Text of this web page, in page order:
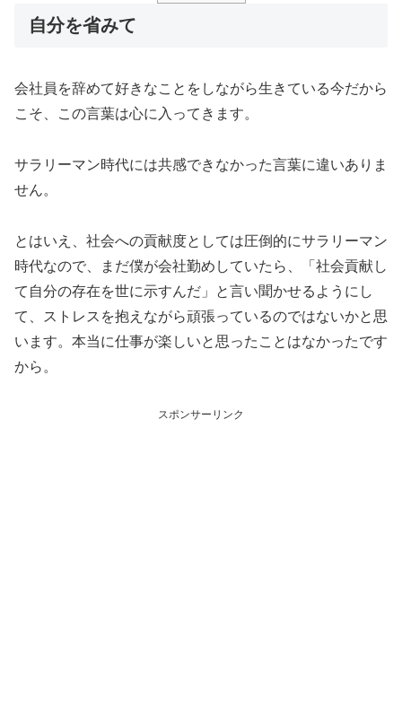
自分を省みて
会社員を辞めて好きなことをしながら生きている今だから
こそ、この言葉は心に入ってきます。
サラリーマン時代には共感できなかった言葉に違いありま
せん。
とはいえ、社会への貢献度としては圧倒的にサラリーマン
時代なので、まだ僕が会社勤めしていたら、「社会貢献し
て自分の存在を世に示すんだ」と言い聞かせるようにし
て、ストレスを抱えながら頑張っているのではないかと思
います。本当に仕事が楽しいと思ったことはなかったです
から。
スポンサーリンク